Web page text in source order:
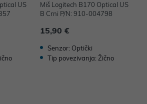
US
Miš Logitech B170 Optical US
B Crni P/N: 910-004798
15,90 €
Senzor: Optički
Tip povezivanja: Žično